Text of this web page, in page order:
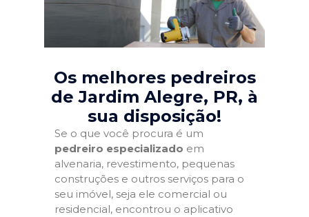
Os melhores pedreiros
de Jardim Alegre, PR, à
sua disposição!
Se o que você procura é um
pedreiro especializado em
alvenaria, revestimento, pequenas
construções e outros serviços para o
seu imóvel, seja ele comercial ou
residencial, encontrou o aplicativo